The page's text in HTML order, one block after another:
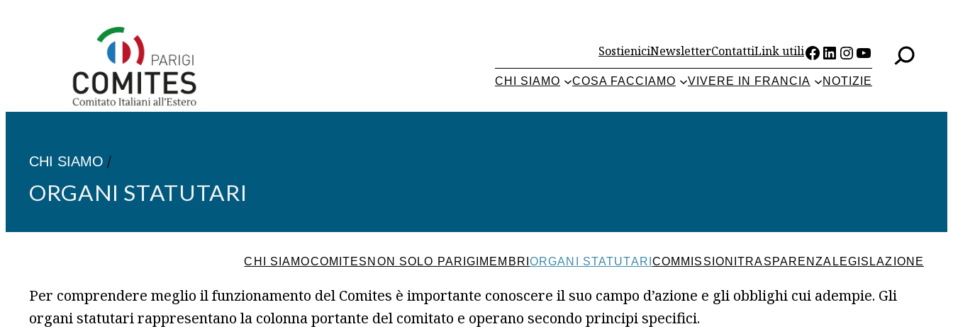
SostieniciNewsletterContattiLink utiliFacebook
LinkedIn
Instagram
YouTube
CHI SIAMO COSA FACCIAMO VIVERE IN FRANCIA NOTIZIE
CHI SIAMO /
ORGANI STATUTARI
CHI SIAMOCOMITES NON SOLO PARIGI MEMBRI ORGANI STATUTARI COMMISSIONITRASPARENZA LEGISLAZIONE
Per comprendere meglio il funzionamento del Comites è importante conoscere il suo campo d’azione e gli obblighi cui adempie. Gli
organi statutari rappresentano la colonna portante del comitato e operano secondo principi specifici.